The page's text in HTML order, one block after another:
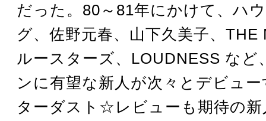
だった。80～81年にかけて、ハ
グ、佐野元春、山下久美子、THE
ルースターズ、LOUDNESS など
ンに有望な新人が次々とデビュ
ターダスト☆レビューも期待の新